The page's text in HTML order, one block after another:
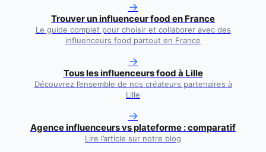
→
Trouver un influenceur food en France
Le guide complet pour choisir et collaborer avec des
influenceurs food partout en France
→
Tous les influenceurs food à Lille
Découvrez l’ensemble de nos créateurs partenaires à
Lille
→
Agence influenceurs vs plateforme : comparatif
Lire l’article sur notre blog